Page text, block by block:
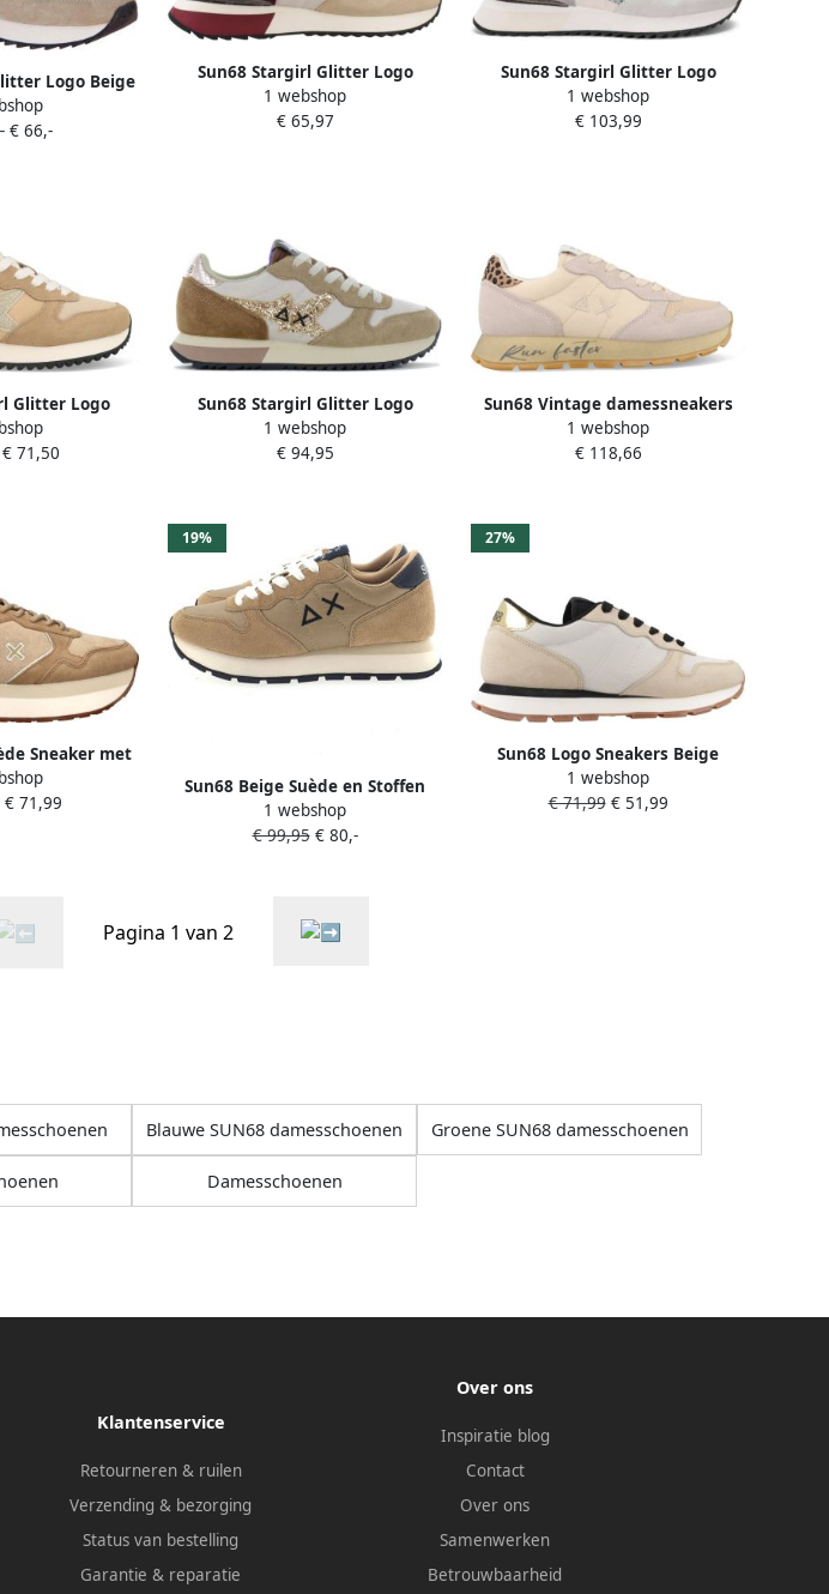
Logo Beige
€ 66,-
Sun68 Stargirl Glitter Logo
Sneaker Streetwear Vrouwen
1 webshop
€ 65,97
Sun68 Stargirl Glitter Logo
Schoenen Beige Vrouw
1 webshop
€ 103,99
Glitter Logo
Beige
71,50
Sun68 Stargirl Glitter Logo
Dames Sneakers Schoenen Beige
Z44210
1 webshop
€ 94,95
Sun68 Vintage damessneakers
met honingraatneus Multicolor
Dames
1 webshop
€ 118,66
Sneaker met
Dames
€ 71,99
19%
Sun68 Beige Suède en Stoffen
Sneakers met Zwarte Details
Beige Dames
1 webshop
€ 99,95€ 80,-
27%
Sun68 Logo Sneakers Beige
Dames
1 webshop
€ 71,99€ 51,99
Pagina 1 van 2
Blauwe SUN68 damesschoenen Groene SUN68 damesschoenen
Damesschoenen
Klantenservice
Retourneren & ruilen
Verzending & bezorging
Status van bestelling
Garantie & reparatie
Over ons
Inspiratie blog
Contact
Over ons
Samenwerken
Betrouwbaarheid